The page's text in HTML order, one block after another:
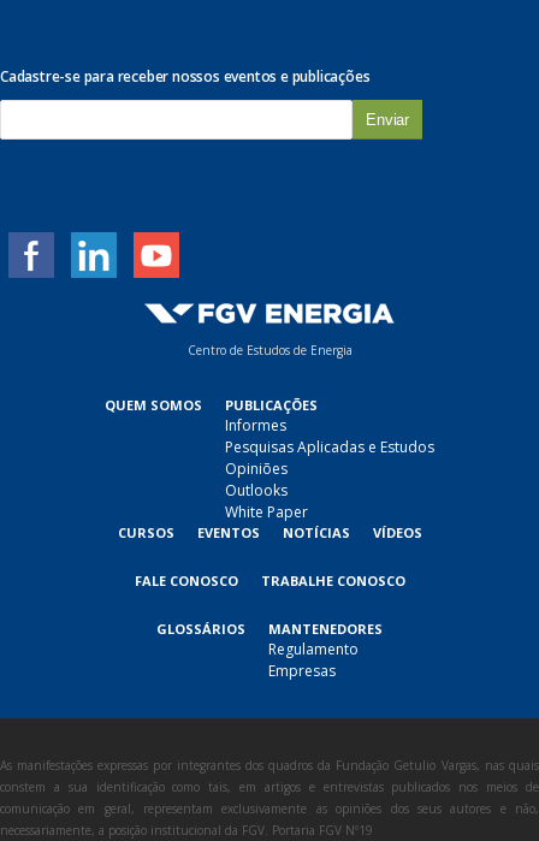
Cadastre-se para receber nossos eventos e publicações
m
Centro de Estudos de Energia
QUEM SOMOS PUBLICAÇÕES
Informes
Pesquisas Aplicadas e Estudos
Opiniões
Outlooks
White Paper
CURSOS EVENTOS NOTÍCIAS VÍDEOS
FALE CONOSCO TRABALHE CONOSCO
GLOSSÁRIOS MANTENEDORES
Regulamento
Empresas
As manifestações expressas por integrantes dos quadros da Fundação Getulio Vargas, nas quais
constem a sua identificação como tais, em artigos e entrevistas publicados nos meios de
comunicação em geral, representam exclusivamente as opiniões dos seus autores e não,
necessariamente, a posição institucional da FGV. Portaria FGV Nº19